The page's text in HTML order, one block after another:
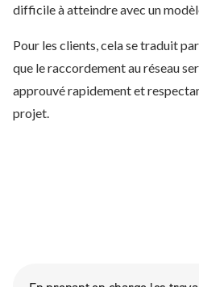
difficile à atteindre avec un
Pour les clients, cela se traduit
que le raccordement au réseau
approuvé rapidement et
projet.